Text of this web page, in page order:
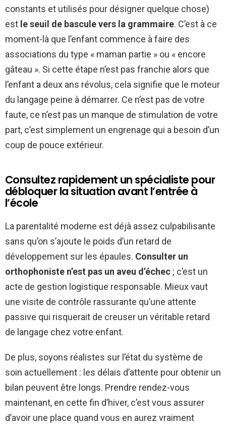
constants et utilisés pour désigner quelque chose)
est le seuil de bascule vers la grammaire. C’est à ce
moment-là que l’enfant commence à faire des
associations du type « maman partie » ou « encore
gâteau ». Si cette étape n’est pas franchie alors que
l’enfant a deux ans révolus, cela signifie que le moteur
du langage peine à démarrer. Ce n’est pas de votre
faute, ce n’est pas un manque de stimulation de votre
part, c’est simplement un engrenage qui a besoin d’un
coup de pouce extérieur.
Consultez rapidement un spécialiste pour
débloquer la situation avant l’entrée à
l’école
La parentalité moderne est déjà assez culpabilisante
sans qu’on s’ajoute le poids d’un retard de
développement sur les épaules. Consulter un
orthophoniste n’est pas un aveu d’échec ; c’est un
acte de gestion logistique responsable. Mieux vaut
une visite de contrôle rassurante qu’une attente
passive qui risquerait de creuser un véritable retard
de langage chez votre enfant.
De plus, soyons réalistes sur l’état du système de
soin actuellement : les délais d’attente pour obtenir un
bilan peuvent être longs. Prendre rendez-vous
maintenant, en cette fin d’hiver, c’est vous assurer
d’avoir une place quand vous en aurez vraiment